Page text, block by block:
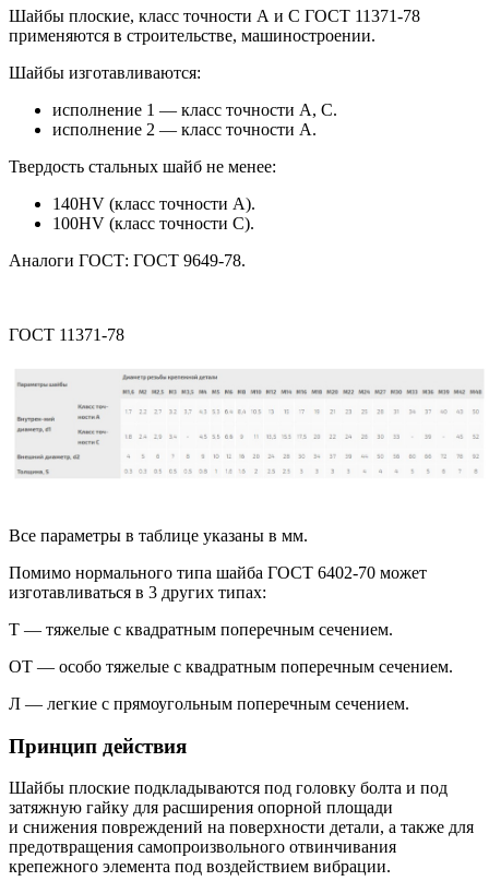
Шайбы плоские, класс точности А и С ГОСТ 11371-78
применяются в строительстве, машиностроении.
Шайбы изготавливаются:
исполнение 1 — класс точности A, C.
исполнение 2 — класс точности A.
Твердость стальных шайб не менее:
140HV (класс точности A).
100HV (класс точности C).
Аналоги ГОСТ: ГОСТ 9649-78.
ГОСТ 11371-78
Все параметры в таблице указаны в мм.
Помимо нормального типа шайба ГОСТ 6402-70 может
изготавливаться в 3 других типах:
Т — тяжелые с квадратным поперечным сечением.
ОТ — особо тяжелые с квадратным поперечным сечением.
Л — легкие с прямоугольным поперечным сечением.
Принцип действия
Шайбы плоские подкладываются под головку болта и под
затяжную гайку для расширения опорной площади
и снижения повреждений на поверхности детали, а также для
предотвращения самопроизвольного отвинчивания
крепежного элемента под воздействием вибрации.